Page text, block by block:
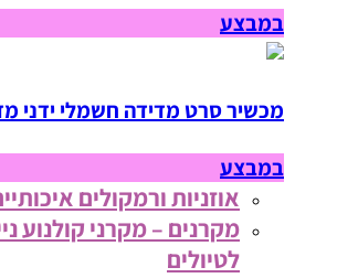
במבצע
מכשיר סרט מדידה חשמלי ידני
במבצע
אוזניות ורמקולים
מקרנים – מקרני קולנוע
לטיולים